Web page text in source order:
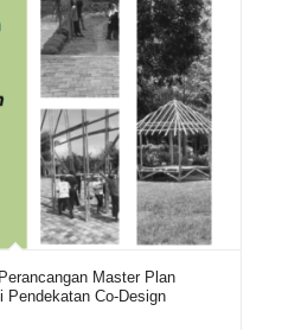
Master Plan
Pendekatan Co-Design